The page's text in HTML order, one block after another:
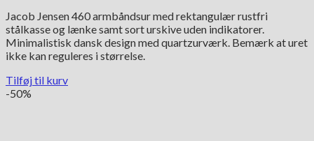
pris
var:
3,590.00 kr..
pris
er:
1,795.00 kr..
Jacob Jensen 460 armbåndsur med rektangulær rustfri
stålkasse og lænke samt sort urskive uden indikatorer.
Minimalistisk dansk design med quartzurværk. Bemærk at uret
ikke kan reguleres i størrelse.
Tilføj til kurv
-50%